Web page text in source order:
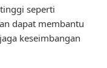
seperti
dapat membantu
keseimbangan